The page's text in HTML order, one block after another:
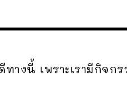
างนี้ เพราะเรามีกิจก